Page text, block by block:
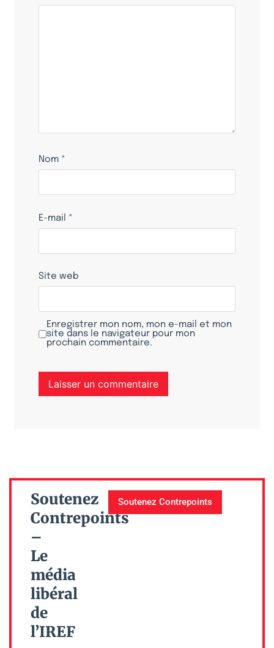
Nom *
E-mail *
Site web
Enregistrer mon nom, mon e-mail et mon
site dans le navigateur pour mon
prochain commentaire.
Soutenez
Contrepoints
–
Le
média
libéral
de
l’IREF
Soutenez Contrepoints